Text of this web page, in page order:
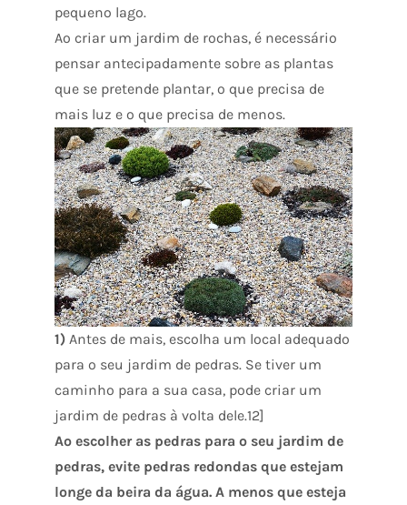
pequeno lago.
Ao criar um jardim de rochas, é necessário
pensar antecipadamente sobre as plantas
que se pretende plantar, o que precisa de
mais luz e o que precisa de menos.
1) Antes de mais, escolha um local adequado
para o seu jardim de pedras. Se tiver um
caminho para a sua casa, pode criar um
jardim de pedras à volta dele.12]
Ao escolher as pedras para o seu jardim de
pedras, evite pedras redondas que estejam
longe da beira da água. A menos que esteja